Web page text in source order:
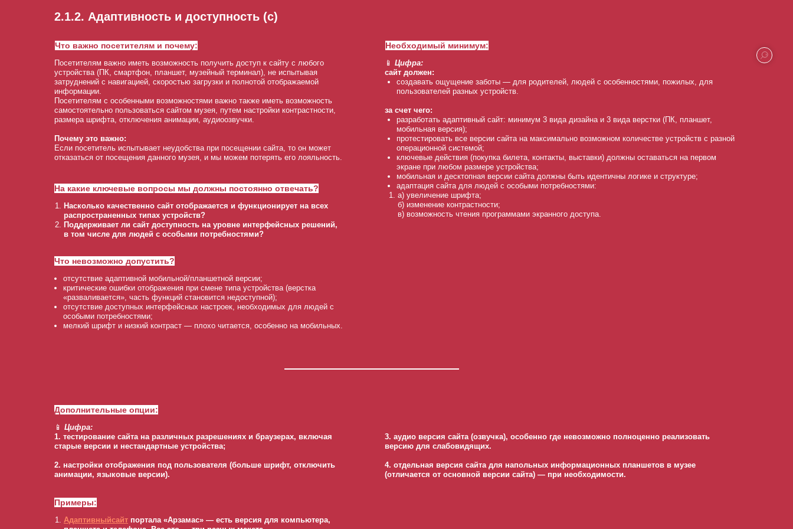
2.1.2. Адаптивность и доступность (с)
Посетителям важно иметь возможность получить доступ к сайту с любого
устройства (ПК, смартфон, планшет, музейный терминал), не испытывая
затруднений с навигацией, скоростью загрузки и полнотой отображаемой
информации.
Посетителям с особенными возможностями важно также иметь возможность
самостоятельно пользоваться сайтом музея, путем настройки контрастности,
размера шрифта, отключения анимации, аудиоозвучки.
Почему это важно:
Если посетитель испытывает неудобства при посещении сайта, то он может
отказаться от посещения данного музея, и мы можем потерять его лояльность.
📱 Цифра:
сайт должен:
создавать ощущение заботы — для родителей, людей с особенностями, пожилых, для
пользователей разных устройств.
за счет чего:
разработать адаптивный сайт: минимум 3 вида дизайна и 3 вида верстки (ПК, планшет,
мобильная версия);
протестировать все версии сайта на максимально возможном количестве устройств с разной
операционной системой;
ключевые действия (покупка билета, контакты, выставки) должны оставаться на первом
экране при любом размере устройства;
мобильная и десктопная версии сайта должны быть идентичны логике и структуре;
адаптация сайта для людей с особыми потребностями:
а) увеличение шрифта;
б) изменение контрастности;
в) возможность чтения программами экранного доступа.
отсутствие адаптивной мобильной/планшетной версии;
критические ошибки отображения при смене типа устройства (верстка
«разваливается», часть функций становится недоступной);
отсутствие доступных интерфейсных настроек, необходимых для людей с
особыми потребностями;
мелкий шрифт и низкий контраст — плохо читается, особенно на мобильных.
Насколько качественно сайт отображается и функционирует на всех
распространенных типах устройств?
Поддерживает ли сайт доступность на уровне интерфейсных решений,
в том числе для людей с особыми потребностями?
Что важно посетителям и почему:
Что невозможно допустить?
Необходимый минимум:
📱 Цифра:
1. тестирование сайта на различных разрешениях и браузерах, включая
старые версии и нестандартные устройства;
2. настройки отображения под пользователя (больше шрифт, отключить
анимации, языковые версии).
Дополнительные опции:
3. аудио версия сайта (озвучка), особенно где невозможно полноценно реализовать
версию для слабовидящих.
4. отдельная версия сайта для напольных информационных планшетов в музее
(отличается от основной версии сайта) — при необходимости.
Адаптивныйсайт портала «Арзамас» — есть версия для компьютера,
Примеры:
На какие ключевые вопросы мы должны постоянно отвечать?